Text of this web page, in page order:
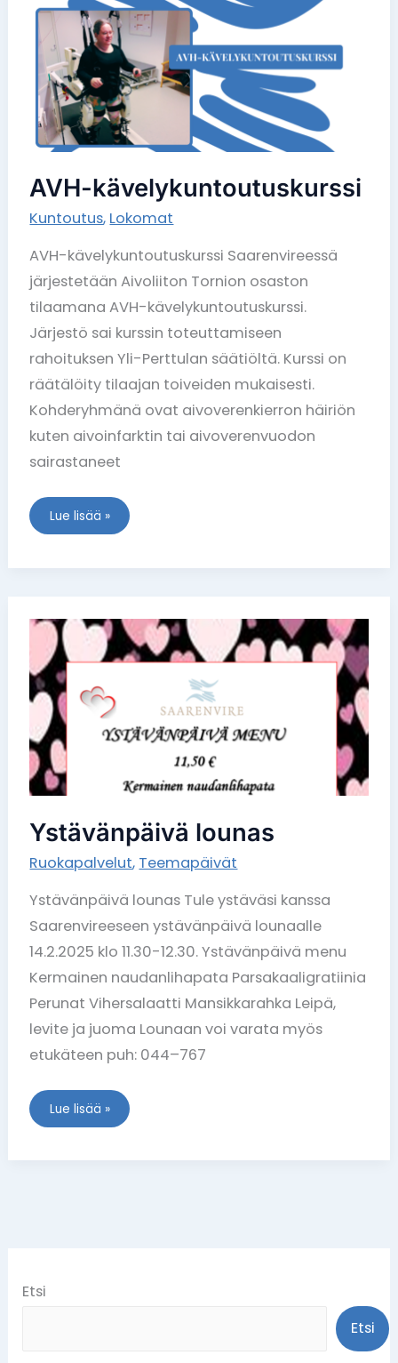
AVH-kävelykuntoutuskurssi
Kuntoutus, Lokomat
AVH-kävelykuntoutuskurssi Saarenvireessä
järjestetään Aivoliiton Tornion osaston
tilaamana AVH-kävelykuntoutuskurssi.
Järjestö sai kurssin toteuttamiseen
rahoituksen Yli-Perttulan säätiöltä. Kurssi on
räätälöity tilaajan toiveiden mukaisesti.
Kohderyhmänä ovat aivoverenkierron häiriön
kuten aivoinfarktin tai aivoverenvuodon
sairastaneet
Lue lisää »
Ystävänpäivä lounas
Ruokapalvelut, Teemapäivät
Ystävänpäivä lounas Tule ystäväsi kanssa
Saarenvireeseen ystävänpäivä lounaalle
14.2.2025 klo 11.30-12.30. Ystävänpäivä menu
Kermainen naudanlihapata Parsakaaligratiinia
Perunat Vihersalaatti Mansikkarahka Leipä,
levite ja juoma Lounaan voi varata myös
etukäteen puh: 044–767
Ystävänpäivä
lounas
Lue lisää »
Etsi
Etsi